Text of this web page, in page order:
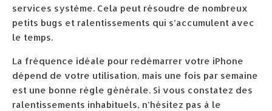
services système. Cela peut résoudre de nombreux
petits bugs et ralentissements qui s’accumulent avec
le temps.
La fréquence idéale pour redémarrer votre iPhone
dépend de votre utilisation, mais une fois par semaine
est une bonne règle générale. Si vous constatez des
ralentissements inhabituels, n’hésitez pas à le